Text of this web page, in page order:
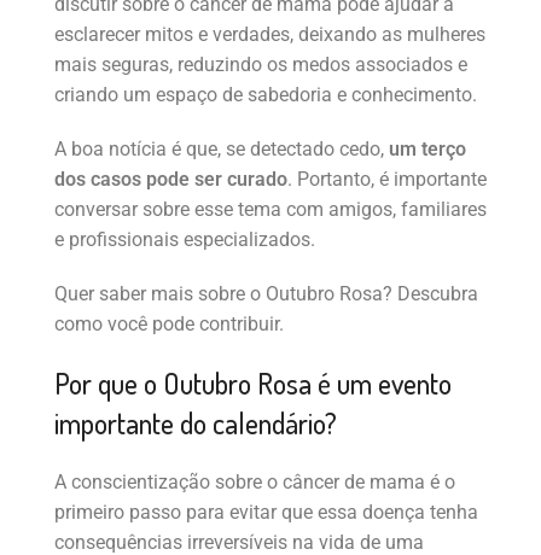
esclarecer mitos e verdades, deixando as mulheres
mais seguras, reduzindo os medos associados e
criando um espaço de sabedoria e conhecimento.
A boa notícia é que, se detectado cedo, um terço
dos casos pode ser curado. Portanto, é importante
conversar sobre esse tema com amigos, familiares
e profissionais especializados.
Quer saber mais sobre o Outubro Rosa? Descubra
como você pode contribuir.
Por que o Outubro Rosa é um evento
importante do calendário?
A conscientização sobre o câncer de mama é o
primeiro passo para evitar que essa doença tenha
consequências irreversíveis na vida de uma